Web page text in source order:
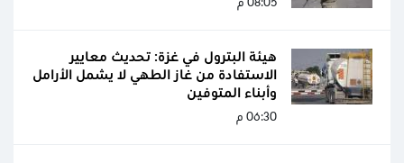
08:05 م
هيئة البترول في غزة: تحديث معايير
الاستفادة من غاز الطهي لا يشمل الأرامل
وأبناء المتوفين
06:30 م